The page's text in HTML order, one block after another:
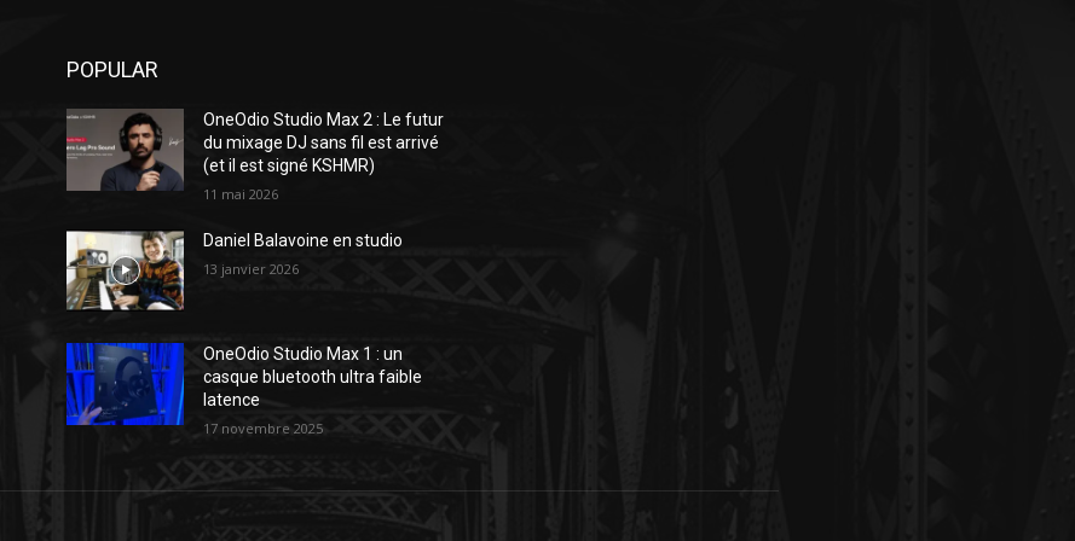
POPULAR
OneOdio Studio Max 2 : Le futur
du mixage DJ sans fil est arrivé
(et il est signé KSHMR)
11 mai 2026
Daniel Balavoine en studio
13 janvier 2026
OneOdio Studio Max 1 : un
casque bluetooth ultra faible
latence
17 novembre 2025